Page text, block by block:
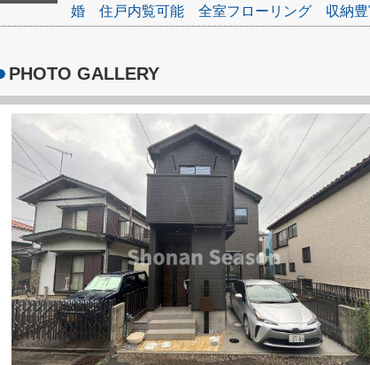
婚
住戸内覧可能 全室フローリング 収納
PHOTO GALLERY